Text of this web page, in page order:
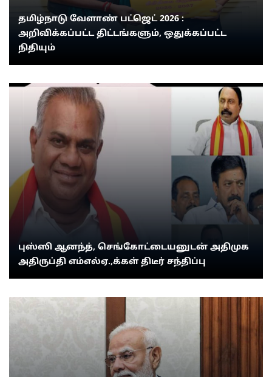
தமிழ்நாடு வேளாண் பட்ஜெட் 2026 :
அறிவிக்கப்பட்ட திட்டங்களும், ஒதுக்கப்பட்ட
நிதியும்
புஸ்ஸி ஆனந்த், செங்கோட்டையனுடன் அதிமுக
அதிருப்தி எம்எல்ஏ.,க்கள் திடீர் சந்திப்பு